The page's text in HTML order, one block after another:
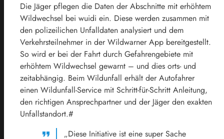
Die Jäger pflegen die Daten der Abschnitte mit erhöhtem
Wildwechsel bei wuidi ein. Diese werden zusammen mit
den polizeilichen Unfalldaten analysiert und dem
Verkehrsteilnehmer in der Wildwarner App bereitgestellt.
So wird er bei der Fahrt durch Gefahrengebiete mit
erhöhtem Wildwechsel gewarnt – und dies orts- und
zeitabhängig. Beim Wildunfall erhält der Autofahrer
einen Wildunfall-Service mit Schritt-für-Schritt Anleitung,
den richtigen Ansprechpartner und der Jäger den exakten
Unfallstandort.#
„Diese Initiative ist eine super Sache